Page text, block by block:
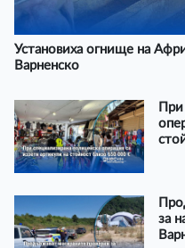
Установиха огнище на
Варненско
При
за